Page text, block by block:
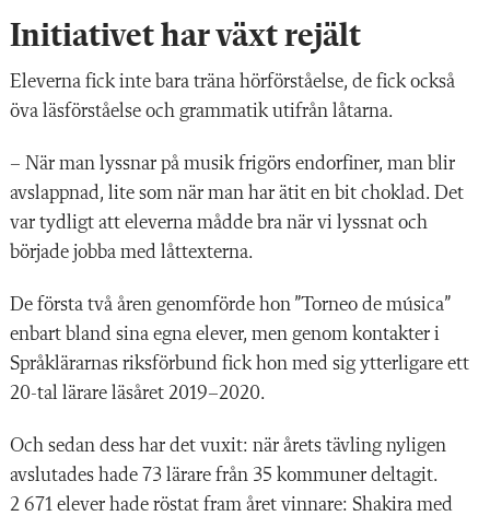
Initiativet har växt rejält
Eleverna fick inte bara träna hörförståelse, de fick också
öva läsförståelse och grammatik utifrån låtarna.
– När man lyssnar på musik frigörs endorfiner, man blir
avslappnad, lite som när man har ätit en bit choklad. Det
var tydligt att eleverna mådde bra när vi lyssnat och
började jobba med låttexterna.
De första två åren genomförde hon ”Torneo de música”
enbart bland sina egna elever, men genom kontakter i
Språklärarnas riksförbund fick hon med sig ytterligare ett
20-tal lärare läsåret 2019–2020.
Och sedan dess har det vuxit: när årets tävling nyligen
avslutades hade 73 lärare från 35 kommuner deltagit.
2 671 elever hade röstat fram året vinnare: Shakira med